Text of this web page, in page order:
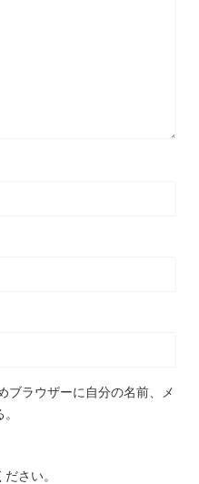
ブラウザーに自分の名前、メ
さい。